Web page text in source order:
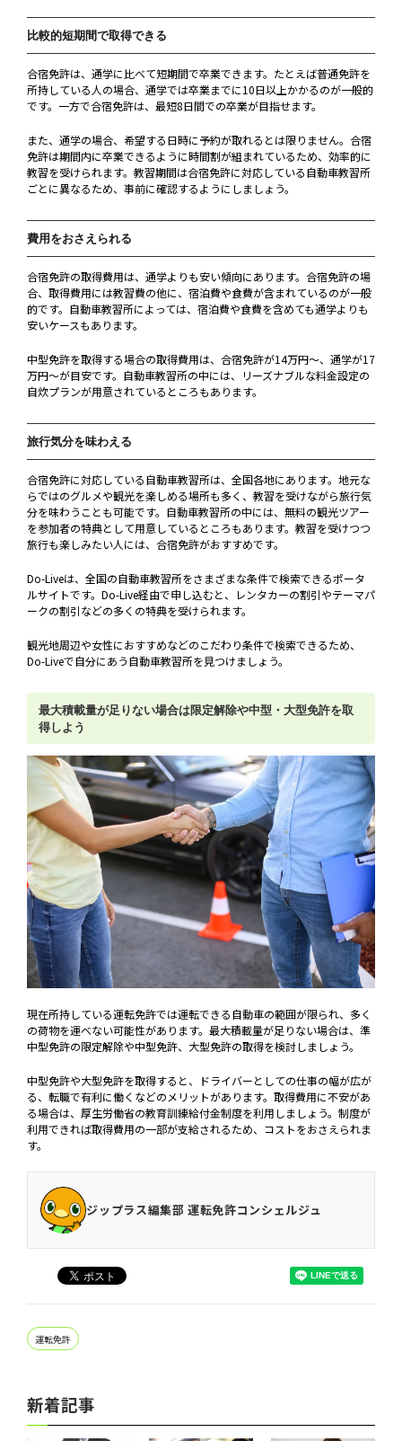
比較的短期間で取得できる
合宿免許は、通学に比べて短期間で卒業できます。たとえば普通免許を
所持している人の場合、通学では卒業までに10日以上かかるのが一般的
です。一方で合宿免許は、最短8日間での卒業が目指せます。
また、通学の場合、希望する日時に予約が取れるとは限りません。合宿
免許は期間内に卒業できるように時間割が組まれているため、効率的に
教習を受けられます。教習期間は合宿免許に対応している自動車教習所
ごとに異なるため、事前に確認するようにしましょう。
費用をおさえられる
合宿免許の取得費用は、通学よりも安い傾向にあります。合宿免許の場
合、取得費用には教習費の他に、宿泊費や食費が含まれているのが一般
的です。自動車教習所によっては、宿泊費や食費を含めても通学よりも
安いケースもあります。
中型免許を取得する場合の取得費用は、合宿免許が14万円～、通学が17
万円～が目安です。自動車教習所の中には、リーズナブルな料金設定の
自炊プランが用意されているところもあります。
旅行気分を味わえる
合宿免許に対応している自動車教習所は、全国各地にあります。地元な
らではのグルメや観光を楽しめる場所も多く、教習を受けながら旅行気
分を味わうことも可能です。自動車教習所の中には、無料の観光ツアー
を参加者の特典として用意しているところもあります。教習を受けつつ
旅行も楽しみたい人には、合宿免許がおすすめです。
Do-Liveは、全国の自動車教習所をさまざまな条件で検索できるポータ
ルサイトです。Do-Live経由で申し込むと、レンタカーの割引やテーマパ
ークの割引などの多くの特典を受けられます。
観光地周辺や女性におすすめなどのこだわり条件で検索できるため、
Do-Liveで自分にあう自動車教習所を見つけましょう。
最大積載量が足りない場合は限定解除や中型・大型免許を取
得しよう
現在所持している運転免許では運転できる自動車の範囲が限られ、多く
の荷物を運べない可能性があります。最大積載量が足りない場合は、準
中型免許の限定解除や中型免許、大型免許の取得を検討しましょう。
中型免許や大型免許を取得すると、ドライバーとしての仕事の幅が広が
る、転職で有利に働くなどのメリットがあります。取得費用に不安があ
る場合は、厚生労働省の教育訓練給付金制度を利用しましょう。制度が
利用できれば取得費用の一部が支給されるため、コストをおさえられま
す。
ジップラス編集部 運転免許コンシェルジュ
運転免許
新着記事